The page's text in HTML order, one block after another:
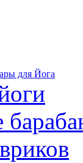
для Йога